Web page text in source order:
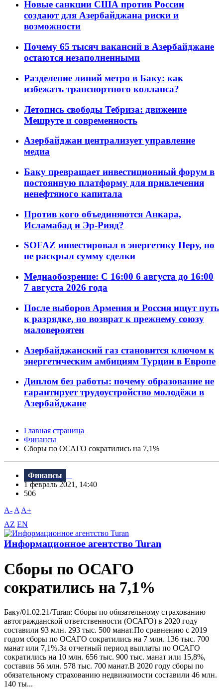
Новые санкции США против России
создают для Азербайджана риски и
возможности
Почему 65 тысяч вакансий в Азербайджане
остаются незаполненными
Разделение линий метро в Баку: как
избежать транспортного коллапса?
Летопись свободы Тебриза: движение
Мешруте и современность
Азербайджан централизует управление
медиа
Баку превращает инвестиционный форум в
постоянную платформу для привлечения
ненефтяного капитала
Против кого объединяются Анкара,
Исламабад и Эр-Рияд?
SOFAZ инвестировал в энергетику Перу, но
не раскрыл сумму сделки
Медиаобозрение: С 16:00 6 августа до 16:00
7 августа 2026 года
После выборов Армения и Россия ищут путь
к разрядке, но возврат к прежнему союзу
маловероятен
Азербайджанский газ становится ключом к
энергетическим амбициям Турции в Европе
Диплом без работы: почему образование не
гарантирует трудоустройство молодёжи в
Азербайджане
Главная страница
Финансы
Сборы по ОСАГО сократились на 7,1%
Финансы
1 февраль 2021, 14:40
506
A- A A+
AZ EN
Информационное агентство Turan
Сборы по ОСАГО
сократились на 7,1%
Баку/01.02.21/Turan: Сборы по обязательному страхованию
автогражданской ответственности (ОСАГО) в 2020 году
составили 93 млн. 293 тыс. 500 манат.По сравнению с 2019
годом сборы по ОСАГО сократились на 7 млн. 136 тыс. 700
манат или 7,1%.За отчетный период выплаты по ОСАГО
сократились на 10 млн. 656 тыс. 900 тыс. манат или 15,8%,
составив 56 млн. 578 тыс. 700 манат.В 2020 году сборы по
обязательному страхованию недвижимости составили 46 млн.
140 ты...